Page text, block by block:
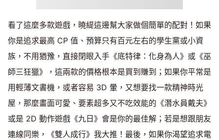
看了這麼多款遊戲，曉緹這邊幫大家做個簡單的配對！如果
你是追求最高 CP 值、預算只有百元左右的學生黨或小資
族，不用猶豫，直接閉眼入手《底特律：化身為人》或《巫
師三狂獵》，這兩款的價格根本是買到賺到；如果你平常是
用輕薄文書機，或者容易 3D 暈，又想要找一款精神時光
屋，那麼畫面可愛、要素超多又不吃效能的《潛水員戴夫》
或是 2D 動作遊戲《九日》會是你的最佳解；若是想跟朋友
連線同樂，《雙人成行》我大推！最後，如果你渴望追求電